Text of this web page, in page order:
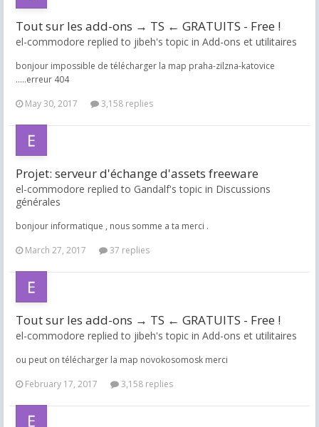
Tout sur les add-ons → TS ← GRATUITS - Free !
el-commodore replied to jibeh's topic in Add-ons et utilitaires
bonjour impossible de télécharger la map praha-zilzna-katovice
.....erreur 404
May 30, 2017
3,158 replies
Projet: serveur d'échange d'assets freeware
el-commodore replied to Gandalf's topic in Discussions
générales
bonjour informatique , nous somme a ta merci .
March 27, 2017
37 replies
Tout sur les add-ons → TS ← GRATUITS - Free !
el-commodore replied to jibeh's topic in Add-ons et utilitaires
ou peut on télécharger la map novokosomosk merci
February 17, 2017
3,158 replies